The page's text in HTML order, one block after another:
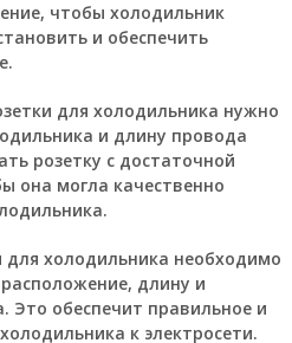
чтобы холодильник
и обеспечить
для холодильника нужно
и длину провода
розетку с достаточной
она могла качественно
холодильника необходимо
длину и
обеспечит правильное и
к электросети.